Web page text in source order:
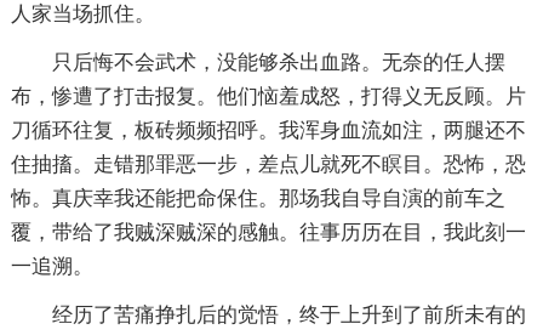
人家当场抓住。
只后悔不会武术，没能够杀出血路。无奈的任人摆
布，惨遭了打击报复。他们恼羞成怒，打得义无反顾。片
刀循环往复，板砖频频招呼。我浑身血流如注，两腿还不
住抽搐。走错那罪恶一步，差点儿就死不瞑目。恐怖，恐
怖。真庆幸我还能把命保住。那场我自导自演的前车之
覆，带给了我贼深贼深的感触。往事历历在目，我此刻一
一追溯。
经历了苦痛挣扎后的觉悟，终于上升到了前所未有的